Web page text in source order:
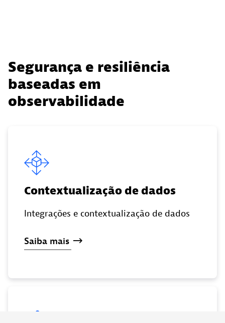
Segurança e resiliência
baseadas em
observabilidade
Contextualização de dados
Integrações e contextualização de dados
Saiba mais